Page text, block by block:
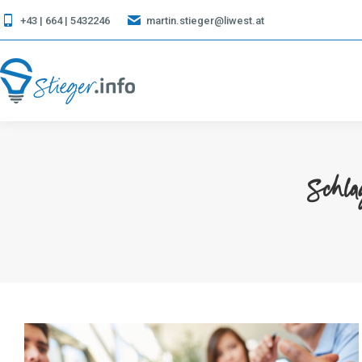
+43 | 664 | 5432246 martin.stieger@liwest.at